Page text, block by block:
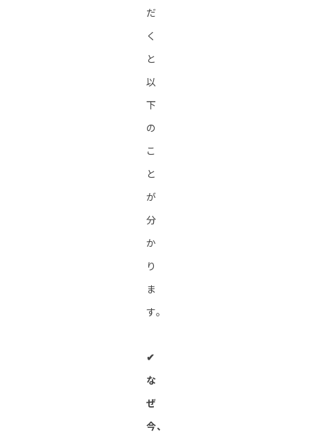
だ
く
と
以
下
の
こ
と
が
分
か
り
ま
す。
✔︎
な
ぜ
今、